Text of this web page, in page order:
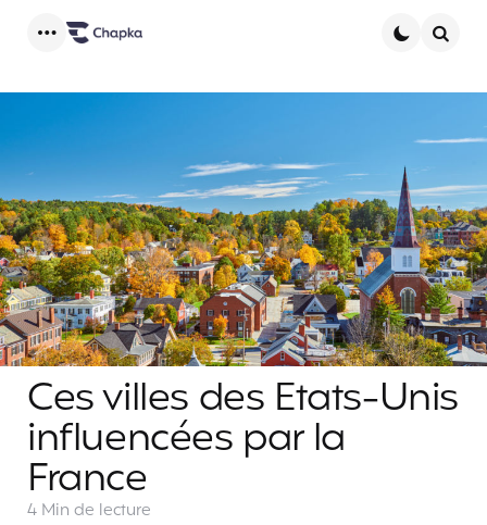
Ces villes des Etats-Unis
influencées par la
France
4 Min de lecture